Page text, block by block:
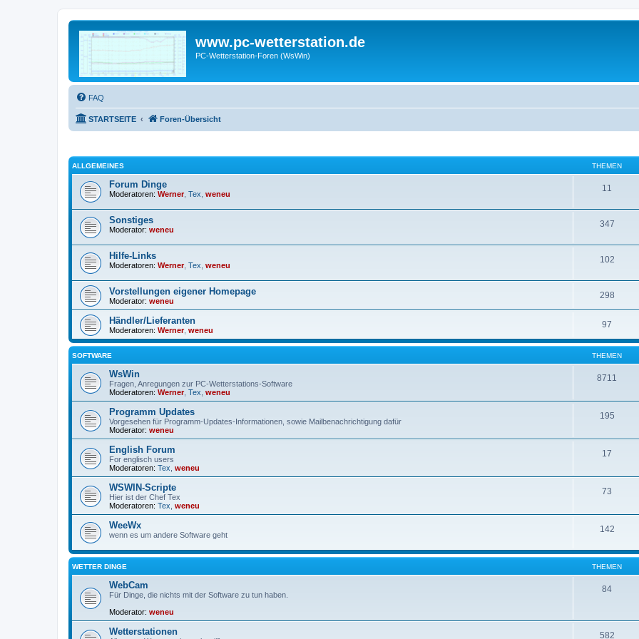
www.pc-wetterstation.de
PC-Wetterstation-Foren (WsWin)
FAQ
STARTSEITE Foren-Übersicht
ALLGEMEINES THEMEN
Forum Dinge
Moderatoren: Werner, Tex weneu
11
Sonstiges
Moderator: weneu
347
Hilfe-Links
Moderatoren: Werner, Tex weneu
102
Vorstellungen eigener Homepage
Moderator: weneu
298
Händler/Lieferanten
Moderatoren: Werner, weneu
97
SOFTWARE THEMEN
WsWin
Fragen, Anregungen zur PC-Wetterstations-Software
Moderatoren: Werner, Tex weneu
8711
Programm Updates
Vorgesehen für Programm-Updates-Informationen, sowie Mailbenachrichtigung dafür
Moderator: weneu
195
English Forum
For englisch users
Moderatoren: Tex weneu
17
WSWIN-Scripte
Hier ist der Chef Tex
Moderatoren: Tex weneu
73
WeeWx
wenn es um andere Software geht
142
WETTER DINGE THEMEN
WebCam
Für Dinge, die nichts mit der Software zu tun haben.
Moderator: weneu
84
Wetterstationen 582